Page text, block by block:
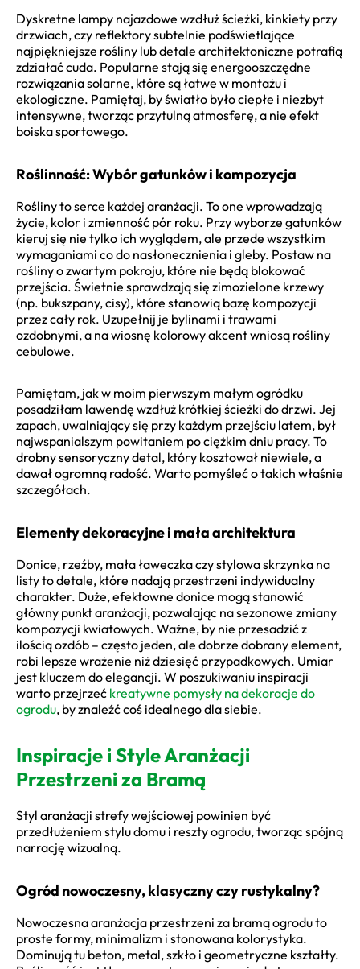
Dyskretne lampy najazdowe wzdłuż ścieżki, kinkiety przy
drzwiach, czy reflektory subtelnie podświetlające
najpiękniejsze rośliny lub detale architektoniczne potrafią
zdziałać cuda. Popularne stają się energooszczędne
rozwiązania solarne, które są łatwe w montażu i
ekologiczne. Pamiętaj, by światło było ciepłe i niezbyt
intensywne, tworząc przytulną atmosferę, a nie efekt
boiska sportowego.
Roślinność: Wybór gatunków i kompozycja
Rośliny to serce każdej aranżacji. To one wprowadzają
życie, kolor i zmienność pór roku. Przy wyborze gatunków
kieruj się nie tylko ich wyglądem, ale przede wszystkim
wymaganiami co do nasłonecznienia i gleby. Postaw na
rośliny o zwartym pokroju, które nie będą blokować
przejścia. Świetnie sprawdzają się zimozielone krzewy
(np. bukszpany, cisy), które stanowią bazę kompozycji
przez cały rok. Uzupełnij je bylinami i trawami
ozdobnymi, a na wiosnę kolorowy akcent wniosą rośliny
cebulowe.
Pamiętam, jak w moim pierwszym małym ogródku
posadziłam lawendę wzdłuż krótkiej ścieżki do drzwi. Jej
zapach, uwalniający się przy każdym przejściu latem, był
najwspanialszym powitaniem po ciężkim dniu pracy. To
drobny sensoryczny detal, który kosztował niewiele, a
dawał ogromną radość. Warto pomyśleć o takich właśnie
szczegółach.
Elementy dekoracyjne i mała architektura
Donice, rzeźby, mała ławeczka czy stylowa skrzynka na
listy to detale, które nadają przestrzeni indywidualny
charakter. Duże, efektowne donice mogą stanowić
główny punkt aranżacji, pozwalając na sezonowe zmiany
kompozycji kwiatowych. Ważne, by nie przesadzić z
ilością ozdób – często jeden, ale dobrze dobrany element,
robi lepsze wrażenie niż dziesięć przypadkowych. Umiar
jest kluczem do elegancji. W poszukiwaniu inspiracji
warto przejrzeć kreatywne pomysły na dekoracje do
ogrodu, by znaleźć coś idealnego dla siebie.
Inspiracje i Style Aranżacji
Przestrzeni za Bramą
Styl aranżacji strefy wejściowej powinien być
przedłużeniem stylu domu i reszty ogrodu, tworząc spójną
narrację wizualną.
Ogród nowoczesny, klasyczny czy rustykalny?
Nowoczesna aranżacja przestrzeni za bramą ogrodu to
proste formy, minimalizm i stonowana kolorystyka.
Dominują tu beton, metal, szkło i geometryczne kształty.